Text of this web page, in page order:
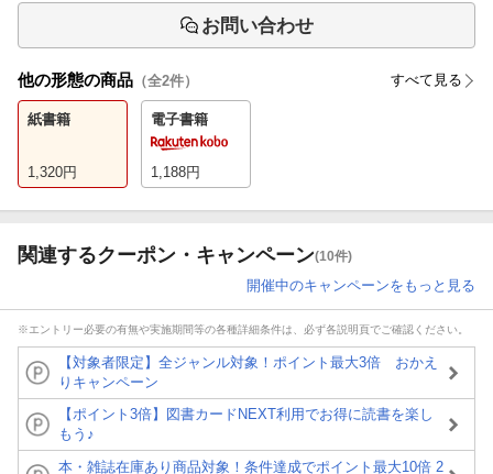
お問い合わせ
他の形態の商品 （全2件） すべて見る
紙書籍
1,320円
電子書籍
1,188円
関連するクーポン・キャンペーン(10件)
開催中のキャンペーンをもっと見る
※エントリー必要の有無や実施期間等の各種詳細条件は、必ず各説明頁でご確認ください。
【対象者限定】全ジャンル対象！ポイント最大3倍 おかえ
りキャンペーン
【ポイント3倍】図書カードNEXT利用でお得に読書を楽し
もう♪
本・雑誌在庫あり商品対象！条件達成でポイント最大10倍 2